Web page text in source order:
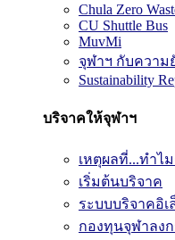
Chula Zero
CU Shuttle Bus
MuvMi
จุฬาฯ กับความ
Sustainability
บริจาคให้จุฬาฯ
เหตุผลที่...ทำไ
เริ่มต้นบริจาค
ระบบบริจาคอิ
กองทุนจุฬาลง